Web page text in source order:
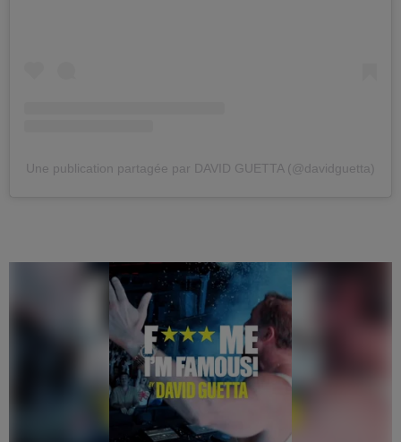
Une publication partagée par DAVID GUETTA (@davidguetta)